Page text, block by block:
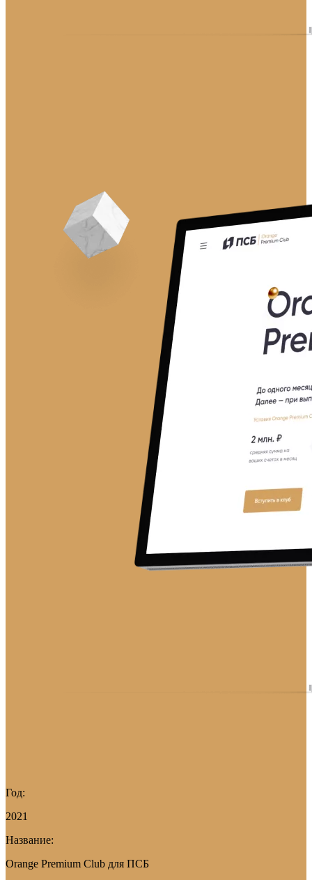
Год:
2021
Название:
Orange Premium Club для ПСБ